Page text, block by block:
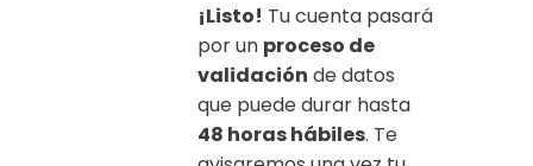
¡Listo! Tu cuenta pasará
por un proceso de
validación de datos
que puede durar hasta
48 horas hábiles. Te